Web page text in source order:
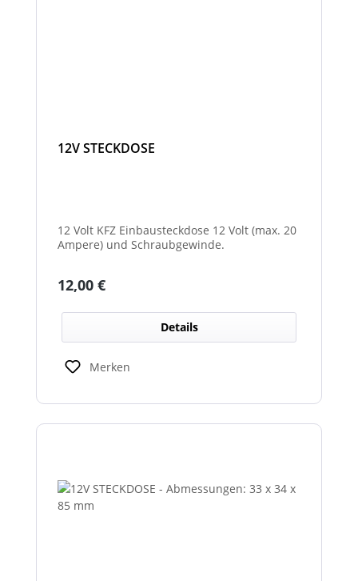
12V STECKDOSE
12 Volt KFZ Einbausteckdose 12 Volt (max. 20
Ampere) und Schraubgewinde.
Regulärer Preis:
12,00 €
Details
Merken